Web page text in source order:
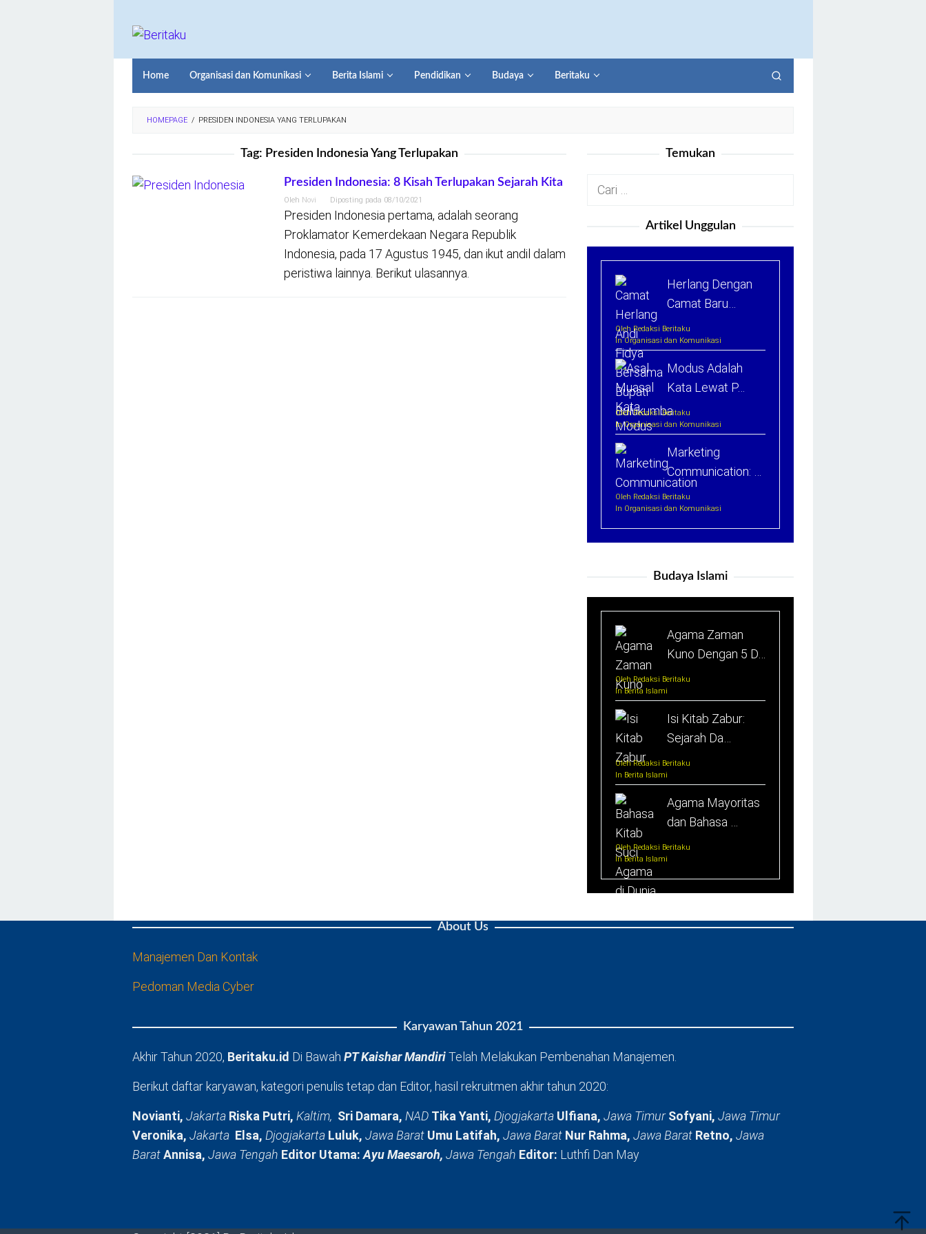
Home Organisasi dan Komunikasi Berita Islami Pendidikan Budaya Beritaku
HOMEPAGE / PRESIDEN INDONESIA YANG TERLUPAKAN
Tag: Presiden Indonesia Yang Terlupakan
Presiden Indonesia: 8 Kisah Terlupakan Sejarah Kita
Oleh Novi Diposting pada 08/10/2021
Presiden Indonesia pertama, adalah seorang
Proklamator Kemerdekaan Negara Republik
Indonesia, pada 17 Agustus 1945, dan ikut andil dalam
peristiwa lainnya. Berikut ulasannya.
Temukan
Cari
Artikel Unggulan
Herlang Dengan
Camat Baru…
Oleh Redaksi Beritaku
In Organisasi dan Komunikasi
Modus Adalah
Kata Lewat P…
Oleh Redaksi Beritaku
In Organisasi dan Komunikasi
Marketing
Communication: …
Oleh Redaksi Beritaku
In Organisasi dan Komunikasi
Budaya Islami
Agama Zaman
Kuno Dengan 5 D…
Oleh Redaksi Beritaku
In Berita Islami
Isi Kitab Zabur:
Sejarah Da…
Oleh Redaksi Beritaku
In Berita Islami
Agama Mayoritas
dan Bahasa …
Oleh Redaksi Beritaku
In Berita Islami
About Us
Manajemen Dan Kontak
Pedoman Media Cyber
Karyawan Tahun 2021
Akhir Tahun 2020, Beritaku.id Di Bawah PT Kaishar MandiriTelah Melakukan Pembenahan Manajemen.
Berikut daftar karyawan, kategori penulis tetap dan Editor, hasil rekruitmen akhir tahun 2020:
Novianti, Jakarta Riska Putri, Kaltim, Sri Damara, NAD Tika Yanti, Djogjakarta Ulfiana, Jawa TimurSofyani, Jawa Timur
Veronika, Jakarta Elsa, Djogjakarta Luluk, Jawa Barat Umu Latifah, Jawa Barat Nur Rahma, Jawa Barat Retno, Jawa
BaratAnnisa, Jawa Tengah Editor Utama:Ayu Maesaroh, Jawa Tengah Editor: Luthfi Dan May